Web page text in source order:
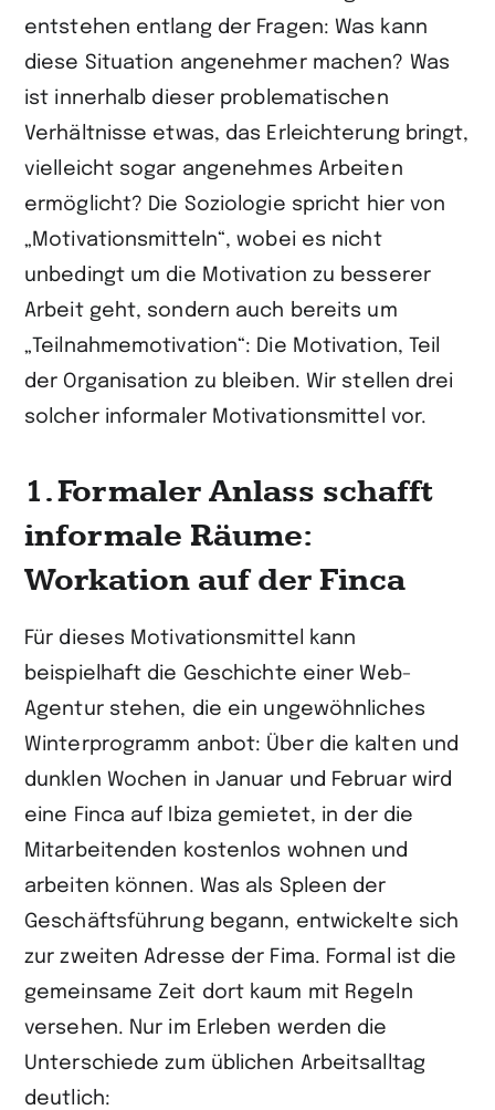
entstehen entlang der Fragen: Was kann
diese Situation angenehmer machen? Was
ist innerhalb dieser problematischen
Verhältnisse etwas, das Erleichterung bringt,
vielleicht sogar angenehmes Arbeiten
ermöglicht? Die Soziologie spricht hier von
„Motivationsmitteln“, wobei es nicht
unbedingt um die Motivation zu besserer
Arbeit geht, sondern auch bereits um
„Teilnahmemotivation“: Die Motivation, Teil
der Organisation zu bleiben. Wir stellen drei
solcher informaler Motivationsmittel vor.
1. Formaler Anlass schafft
informale Räume:
Workation auf der Finca
Für dieses Motivationsmittel kann
beispielhaft die Geschichte einer Web-
Agentur stehen, die ein ungewöhnliches
Winterprogramm anbot: Über die kalten und
dunklen Wochen in Januar und Februar wird
eine Finca auf Ibiza gemietet, in der die
Mitarbeitenden kostenlos wohnen und
arbeiten können. Was als Spleen der
Geschäftsführung begann, entwickelte sich
zur zweiten Adresse der Fima. Formal ist die
gemeinsame Zeit dort kaum mit Regeln
versehen. Nur im Erleben werden die
Unterschiede zum üblichen Arbeitsalltag
deutlich: